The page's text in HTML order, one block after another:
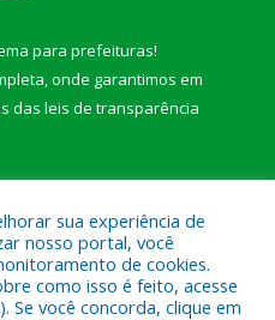
para prefeituras!
onde garantimos em
das leis de transparência
sua experiência de
nosso portal, você
de cookies.
como isso é feito, acesse
). Se você concorda, clique em